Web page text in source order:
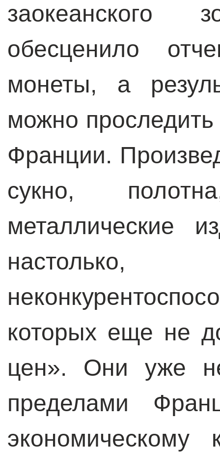
обесценило
монеты, а
можно
Франции.
сукно,
металлические
которых еще не
цен». Они уже
пределами
экономическому